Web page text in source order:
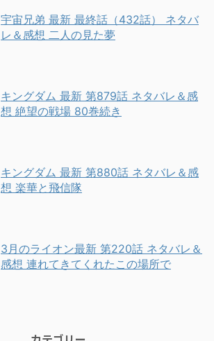
宇宙兄弟 最新 最終話（432話） ネタバ
レ＆感想 二人の見た夢
キングダム 最新 第879話 ネタバレ＆感
想 絶望の戦場 80巻続き
キングダム 最新 第880話 ネタバレ＆感
想 楽華と飛信隊
3月のライオン最新 第220話 ネタバレ＆
感想 連れてきてくれたこの場所で